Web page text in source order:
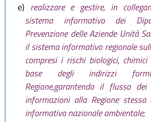
e) realizzare e gestire, in
sistema informativo dei
Prevenzione delle Aziende Unità
il sistema informativo regionale
compresi i rischi biologici,
base degli indirizzi
Regione,garantendo il flusso
informazioni alla Regione
informativo nazionale ambientale;